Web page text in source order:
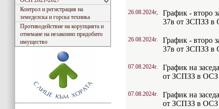
Контрол и регистрация на
земеделска и горска техника
Противодействие на корупцията и
отнемане на незаконно придобито
имущество
26.08.2024г,
График - второ
37в от ЗСПЗЗ в
26.08.2024г.
График - второ
37в от ЗСПЗЗ в
07.08.2024г.
График на
от ЗСПЗЗ в ОСЗ
07.08.2024г.
График на
от ЗСПЗЗ в ОСЗ